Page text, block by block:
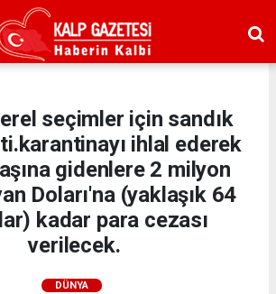
seçimler için sandık
ihlal ederek
gidenlere 2 milyon
Doları'na (yaklaşık 64
kadar para cezası
verilecek.
DÜNYA